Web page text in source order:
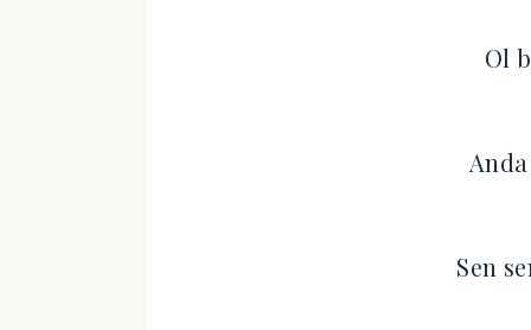
Ol
Sen